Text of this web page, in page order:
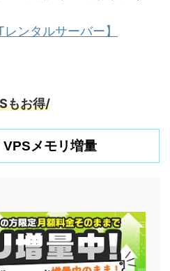
レンタルサーバー】
もお得/
メモリ増量